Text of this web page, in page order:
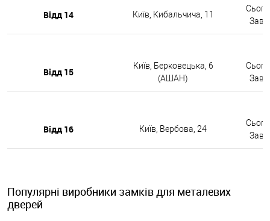
Відд 14 Київ, Кибальчича, 11
Відд 15
Київ, Берковецька, 6
(АШАН)
Відд 16 Київ, Вербова, 24
Популярні виробники замків для металевих
дверей